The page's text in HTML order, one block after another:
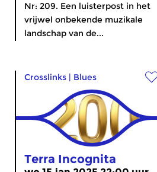
Nr: 209. Een luisterpost in het
vrijwel onbekende muzikale
landschap van de...
Crosslinks | Blues
Terra Incognita